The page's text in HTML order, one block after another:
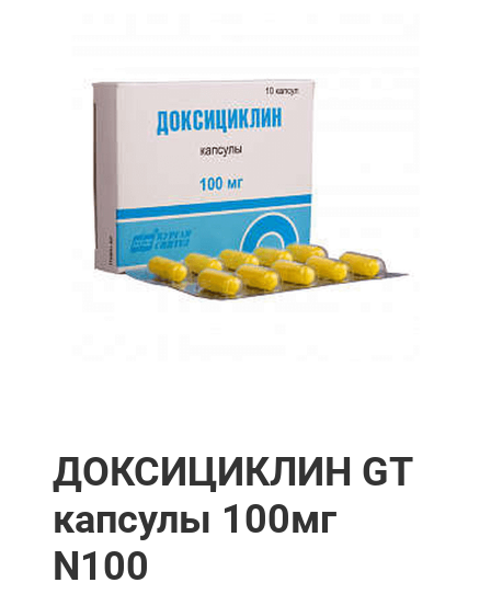
ДОКСИЦИКЛИН GT
капсулы 100мг
N100